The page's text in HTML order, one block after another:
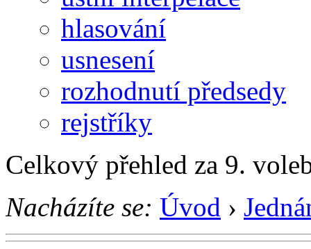
hlasování
usnesení
rozhodnutí předsedy
rejstříky
Celkový přehled za 9.
Nacházíte se: Úvod ›